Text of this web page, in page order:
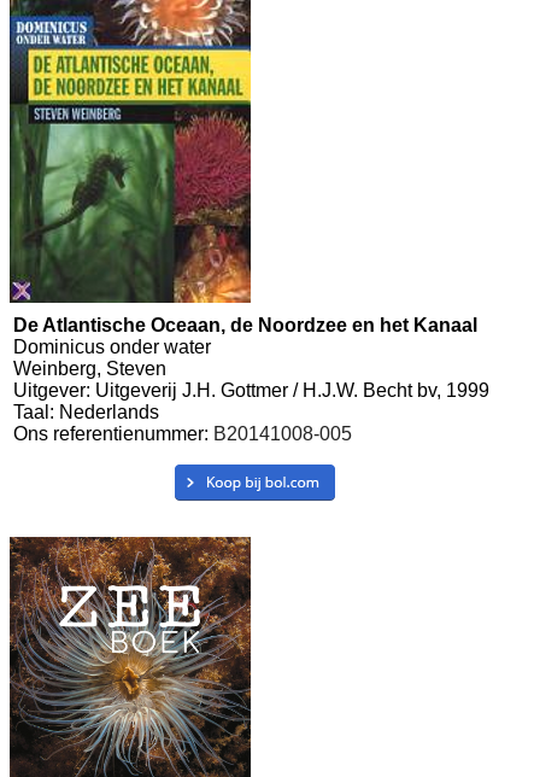
De Atlantische Oceaan, de Noordzee en het Kanaal
Dominicus onder water
Weinberg, Steven
Uitgever: Uitgeverij J.H. Gottmer / H.J.W. Becht bv, 1999
Taal: Nederlands
Ons referentienummer: B20141008-005